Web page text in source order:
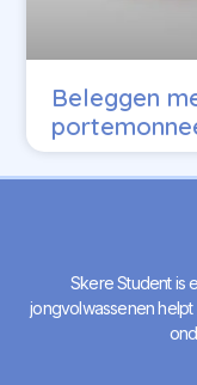
Beleggen
Skere Student is
jongvolwassenen